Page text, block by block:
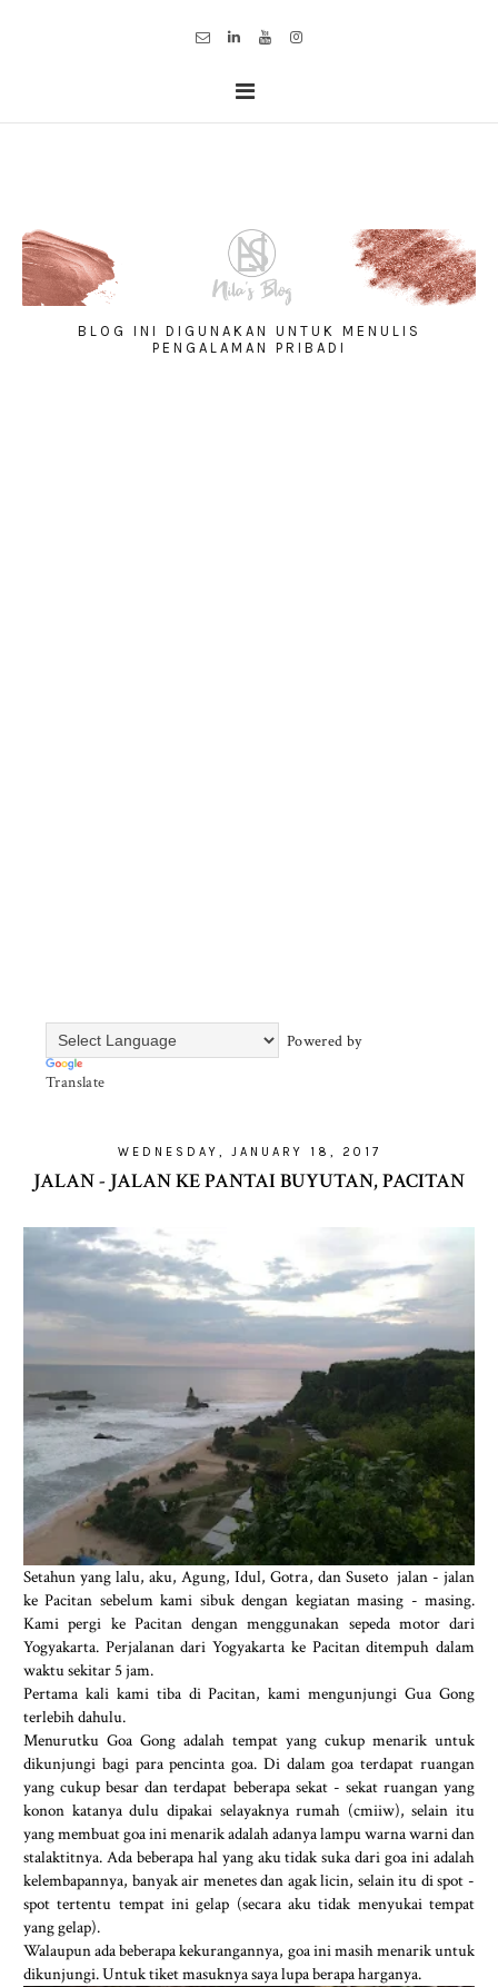
BLOG INI DIGUNAKAN UNTUK MENULIS
PENGALAMAN PRIBADI
Powered by
Translate
WEDNESDAY, JANUARY 18, 2017
JALAN - JALAN KE PANTAI BUYUTAN, PACITAN
Setahun yang lalu, aku, Agung, Idul, Gotra, dan Suseto jalan - jalan
ke Pacitan sebelum kami sibuk dengan kegiatan masing - masing.
Kami pergi ke Pacitan dengan menggunakan sepeda motor dari
Yogyakarta. Perjalanan dari Yogyakarta ke Pacitan ditempuh dalam
waktu sekitar 5 jam.
Pertama kali kami tiba di Pacitan, kami mengunjungi Gua Gong
terlebih dahulu.
Menurutku Goa Gong adalah tempat yang cukup menarik untuk
dikunjungi bagi para pencinta goa. Di dalam goa terdapat ruangan
yang cukup besar dan terdapat beberapa sekat - sekat ruangan yang
konon katanya dulu dipakai selayaknya rumah (cmiiw), selain itu
yang membuat goa ini menarik adalah adanya lampu warna warni dan
stalaktitnya. Ada beberapa hal yang aku tidak suka dari goa ini adalah
kelembapannya, banyak air menetes dan agak licin, selain itu di spot -
spot tertentu tempat ini gelap (secara aku tidak menyukai tempat
yang gelap).
Walaupun ada beberapa kekurangannya, goa ini masih menarik untuk
dikunjungi. Untuk tiket masuknya saya lupa berapa harganya.